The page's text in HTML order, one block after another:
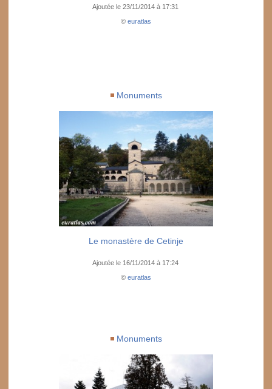
Ajoutée le 23/11/2014 à 17:31
© euratlas
Monuments
Le monastère de Cetinje
Ajoutée le 16/11/2014 à 17:24
© euratlas
Monuments